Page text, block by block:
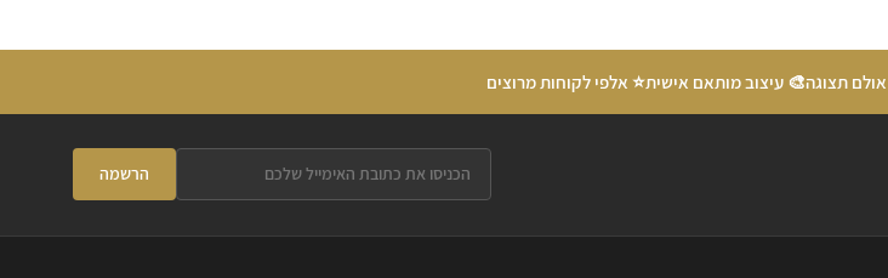
🎨 עיצוב מותאם אישית⭐ אלפי לקוחות מרוצים
הרשמה